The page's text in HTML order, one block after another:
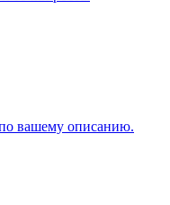
вашему описанию.